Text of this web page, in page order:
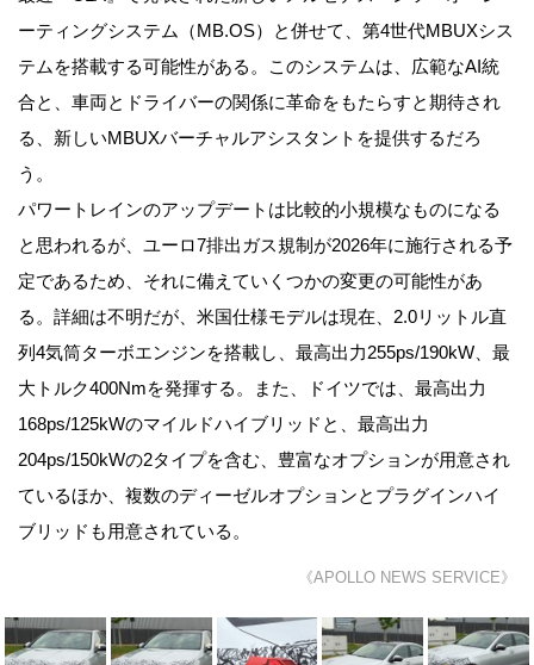
ーティングシステム（MB.OS）と併せて、第4世代MBUXシス
テムを搭載する可能性がある。このシステムは、広範なAI統
合と、車両とドライバーの関係に革命をもたらすと期待され
る、新しいMBUXバーチャルアシスタントを提供するだろ
う。
パワートレインのアップデートは比較的小規模なものになる
と思われるが、ユーロ7排出ガス規制が2026年に施行される予
定であるため、それに備えていくつかの変更の可能性があ
る。詳細は不明だが、米国仕様モデルは現在、2.0リットル直
列4気筒ターボエンジンを搭載し、最高出力255ps/190kW、最
大トルク400Nmを発揮する。また、ドイツでは、最高出力
168ps/125kWのマイルドハイブリッドと、最高出力
204ps/150kWの2タイプを含む、豊富なオプションが用意され
ているほか、複数のディーゼルオプションとプラグインハイ
ブリッドも用意されている。
《APOLLO NEWS SERVICE》